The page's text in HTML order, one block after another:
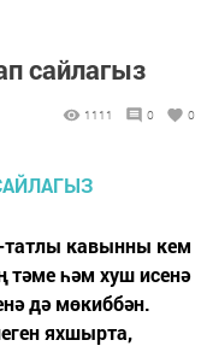
сайлагыз
1111 0 0
татлы кавынны кем
тәме һәм хуш исенә
дә мөкиббән.
яхшырта,